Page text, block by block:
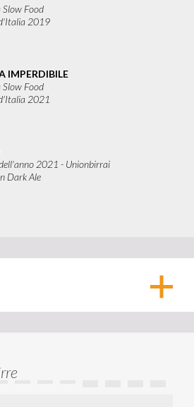
Slow Food
2019
IMPERDIBILE
Slow Food
2021
2021 - Unionbirrai
Dark Ale
Apri